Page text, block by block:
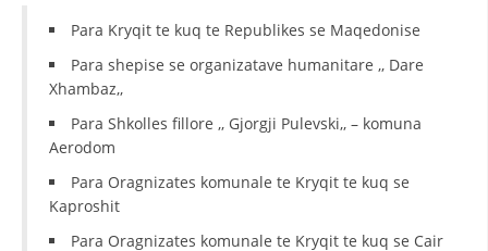
PËRGATITSHMËRI DHE VEPRIM GJATË KATASTROFAVE
STACIONIN E UJIT SHPËTIMIT – VODNO
MARRDHËNJE ME PUBLIKUN
Para Kryqit te kuq te Republikes se Maqedonise
Para shepise se organizatave humanitare ,, Dare
Xhambaz,,
Para Shkolles fillore ,, Gjorgji Pulevski,, – komuna
Aerodom
Para Oragnizates komunale te Kryqit te kuq se
Kaproshit
Para Oragnizates komunale te Kryqit te kuq se Cair